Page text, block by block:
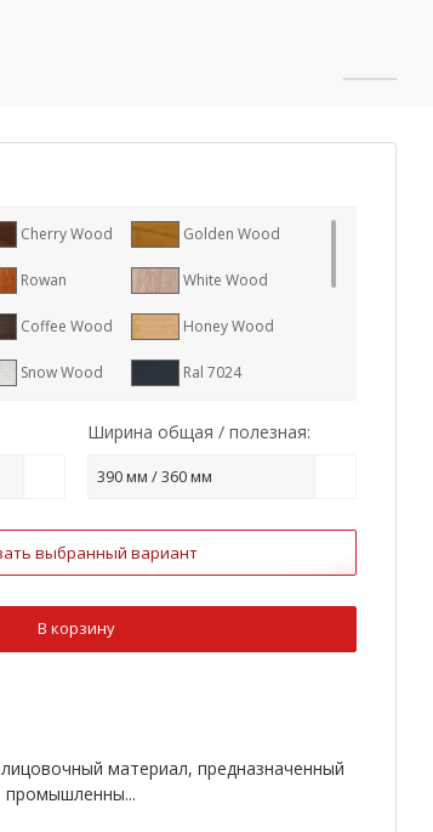
Cherry Wood Golden Wood
Rowan White Wood
Coffee Wood Honey Wood
Snow Wood Ral 7024
Ral 9005 RR 887
Ral 7016
Ширина общая / полезная:
390 мм / 360 мм
выбранный вариант
В корзину
материал, предназначенный
промышленны...